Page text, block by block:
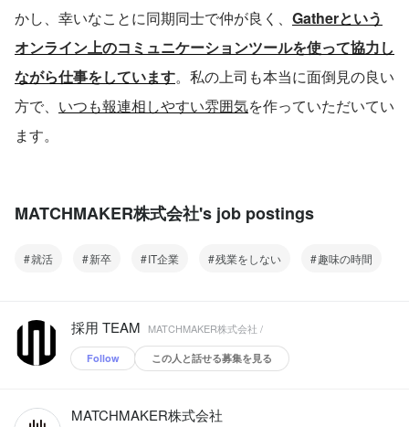
かし、幸いなことに同期同士で仲が良く、 Gatherという
オンライン上のコミュニケーションツールを使って協力し
ながら仕事をしています。私の上司も本当に面倒見の良い
方で、 いつも報連相しやすい雰囲気を作っていただいてい
ます。
MATCHMAKER株式会社's job postings
就活 新卒 IT企業 残業をしない 趣味の時間
採用 TEAM MATCHMAKER株式会社 /
Follow この人と話せる募集を見る
MATCHMAKER株式会社